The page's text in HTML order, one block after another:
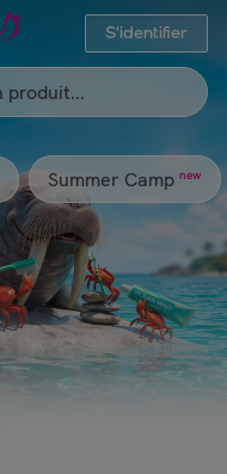
S'identifier
Summer Camp new